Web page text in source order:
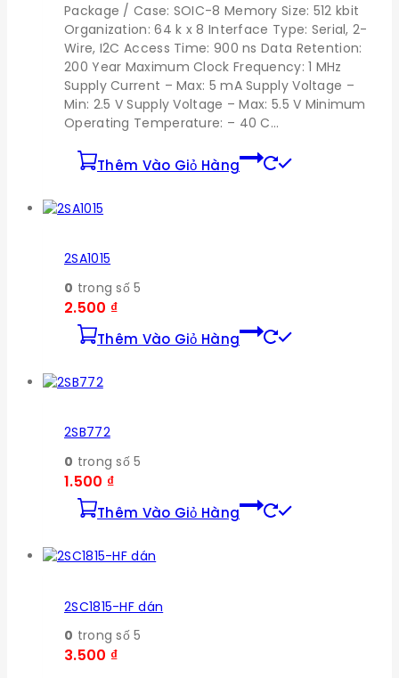
Package / Case: SOIC-8 Memory Size: 512 kbit
Organization: 64 k x 8 Interface Type: Serial, 2-
Wire, I2C Access Time: 900 ns Data Retention:
200 Year Maximum Clock Frequency: 1 MHz
Supply Current – Max: 5 mA Supply Voltage –
Min: 2.5 V Supply Voltage – Max: 5.5 V Minimum
Operating Temperature: – 40 C…
Thêm Vào Giỏ Hàng
2SA1015
0 trong số 5
2.500 ₫
Thêm Vào Giỏ Hàng
2SB772
0 trong số 5
1.500 ₫
Thêm Vào Giỏ Hàng
2SC1815-HF dán
0 trong số 5
3.500 ₫